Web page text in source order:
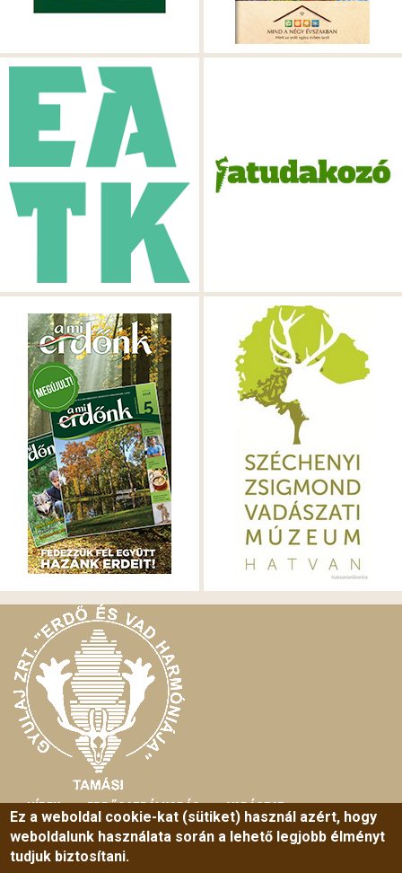
MAIN
MENU
HÍREK ERDŐGAZDÁLKODÁS
VADÁSZAT
HORGÁSZAT
TURIZMUS
SZABADIDŐ
Ez a weboldal cookie-kat (sütiket) használ azért, hogy
weboldalunk használata során a lehető legjobb élményt
tudjuk biztosítani.